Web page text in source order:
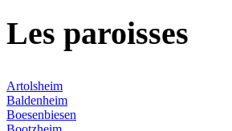
Les paroisses
Artolsheim
Baldenheim
Boesenbiesen